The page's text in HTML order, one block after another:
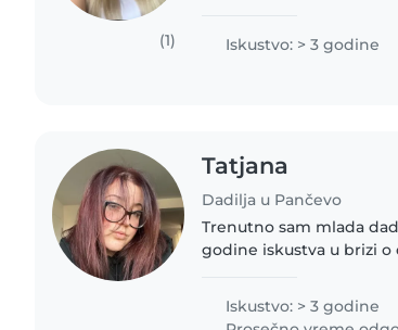
(1)
sam, strpljiva..
Iskustvo: > 3 godine
Tatjana
Dadilja u Pančevo
Trenutno sam mlada
godine iskustva u brizi o
pomognem sa crtanjem,..
Iskustvo: > 3 godine